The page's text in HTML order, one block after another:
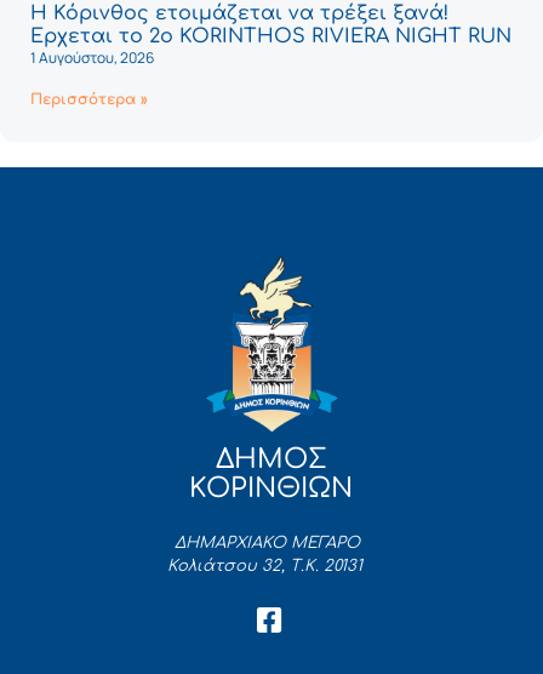
Η Κόρινθος ετοιμάζεται να τρέξει ξανά!
Έρχεται το 2ο KORINTHOS RIVIERA NIGHT RUN
1 Αυγούστου, 2026
Περισσότερα »
ΔΗΜΟΣ
ΚΟΡΙΝΘΙΩΝ
ΔΗΜΑΡΧΙΑΚΟ ΜΕΓΑΡΟ
Κολιάτσου 32, Τ.Κ. 20131